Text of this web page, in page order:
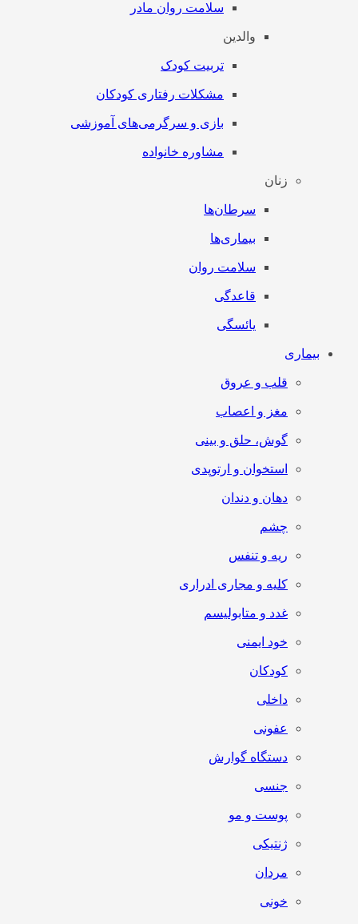
سلامت روان مادر
والدین
تربیت کودک
مشکلات رفتاری کودکان
بازی و سرگرمی‌های آموزشی
مشاوره خانواده
زنان
سرطان‌‌ها
بیماری‌ها
سلامت روان
قاعدگی
یائسگی
بیماری
قلب و عروق
مغز و اعصاب
گوش، حلق و بینی
استخوان و ارتوپدی
دهان و دندان
چشم
ریه و تنفس
کلیه و مجاری ادراری
غدد و متابولیسم
خود ایمنی
کودکان
داخلی
عفونی
دستگاه گوارش
جنسی
پوست و مو
ژنتیکی
مردان
خونی